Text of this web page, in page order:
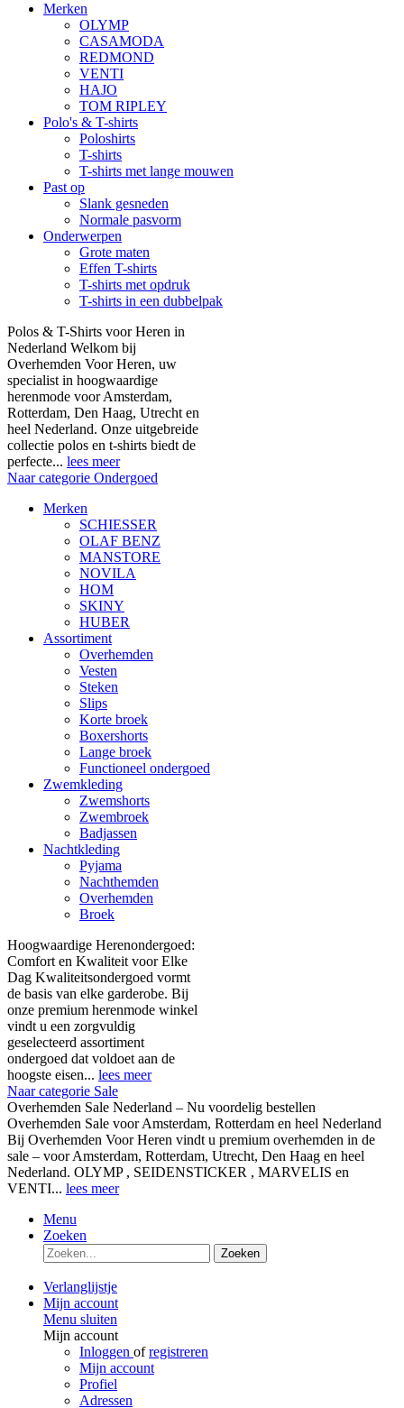
Merken
OLYMP
CASAMODA
REDMOND
VENTI
HAJO
TOM RIPLEY
Polo's & T-shirts
Poloshirts
T-shirts
T-shirts met lange mouwen
Past op
Slank gesneden
Normale pasvorm
Onderwerpen
Grote maten
Effen T-shirts
T-shirts met opdruk
T-shirts in een dubbelpak
Polos & T-Shirts voor Heren in
Nederland Welkom bij
Overhemden Voor Heren, uw
specialist in hoogwaardige
herenmode voor Amsterdam,
Rotterdam, Den Haag, Utrecht en
heel Nederland. Onze uitgebreide
collectie polos en t-shirts biedt de
perfecte... lees meer
Naar categorie Ondergoed
Merken
SCHIESSER
OLAF BENZ
MANSTORE
NOVILA
HOM
SKINY
HUBER
Assortiment
Overhemden
Vesten
Steken
Slips
Korte broek
Boxershorts
Lange broek
Functioneel ondergoed
Zwemkleding
Zwemshorts
Zwembroek
Badjassen
Nachtkleding
Pyjama
Nachthemden
Overhemden
Broek
Hoogwaardige Herenondergoed:
Comfort en Kwaliteit voor Elke
Dag Kwaliteitsondergoed vormt
de basis van elke garderobe. Bij
onze premium herenmode winkel
vindt u een zorgvuldig
geselecteerd assortiment
ondergoed dat voldoet aan de
hoogste eisen... lees meer
Naar categorie Sale
Overhemden Sale Nederland – Nu voordelig bestellen
Overhemden Sale voor Amsterdam, Rotterdam en heel Nederland
Bij Overhemden Voor Heren vindt u premium overhemden in de
sale – voor Amsterdam, Rotterdam, Utrecht, Den Haag en heel
Nederland. OLYMP , SEIDENSTICKER , MARVELIS en
VENTI... lees meer
Menu
Zoeken
Zoeken
Verlanglijstje
Mijn account
Menu sluiten
Mijn account
Inloggen ofregistreren
Mijn account
Profiel
Adressen